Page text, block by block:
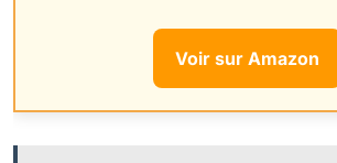
Voir sur Amazon